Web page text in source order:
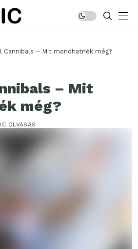
Cannibals – Mit mondhatnék még?
– Mit
még?
OLVASÁS